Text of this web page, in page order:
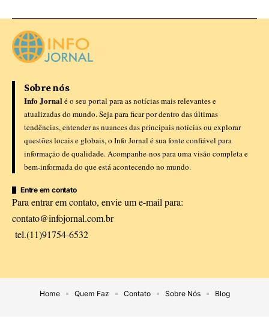
Sobre nós
Info Jornal é o seu portal para as notícias mais relevantes e
atualizadas do mundo. Seja para ficar por dentro das últimas
tendências, entender as nuances das principais notícias ou explorar
questões locais e globais, o Info Jornal é sua fonte confiável para
informação de qualidade. Acompanhe-nos para uma visão completa e
bem-informada do que está acontecendo no mundo.
Entre em contato
Para entrar em contato, envie um e-mail para:
contato@infojornal.com.br
tel.(11)91754-6532
Home Quem Faz Contato Sobre Nós Blog